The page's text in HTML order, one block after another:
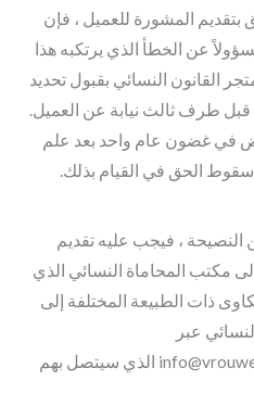
بتقديم المشورة للعميل ، فإن
عن الخطأ الذي يرتكبه هذا
القانون النسائي بقبول تحديد
طرف ثالث نيابة عن العميل.
في غضون عام واحد بعد علم
الحق في القيام بذلك.
النصيحة ، فيجب عليه تقديم
المحاماة النسائي الذي
ذات الطبيعة المختلفة إلى
عبر
info@vrouwenrechtswinkelamsterdam.nl الذي سيتصل بهم